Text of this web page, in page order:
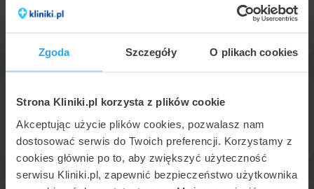
Zgoda Szczegóły O plikach cookies
Strona Kliniki.pl korzysta z plików cookie
Akceptując użycie plików cookies, pozwalasz nam
dostosować serwis do Twoich preferencji. Korzystamy z
cookies głównie po to, aby zwiększyć użyteczność
serwisu Kliniki.pl, zapewnić bezpieczeństwo użytkownika
Posiadamy również ofertę w 60 innych miastach. Sprawdź
Pacjenci szukali zabiegu usg piersi w pobliżu Jeleniej Góry, w
miejscowościach:Kamienna GóraorazBolesławiec.